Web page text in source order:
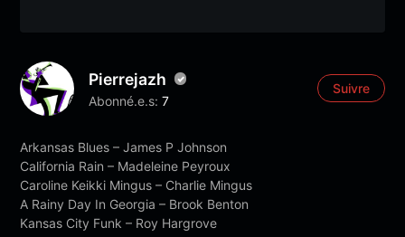
Pierrejazh
Abonné.e.s: 7
Suivre
Arkansas Blues – James P Johnson
California Rain – Madeleine Peyroux
Caroline Keikki Mingus – Charlie Mingus
A Rainy Day In Georgia – Brook Benton
Kansas City Funk – Roy Hargrove